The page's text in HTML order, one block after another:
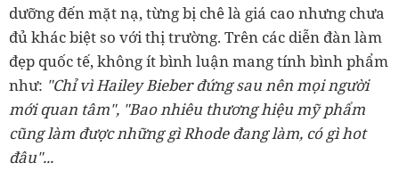
dưỡng đến mặt nạ, từng bị chê là giá cao nhưng chưa
đủ khác biệt so với thị trường. Trên các diễn đàn làm
đẹp quốc tế, không ít bình luận mang tính bình phẩm
như: "Chỉ vì Hailey Bieber đứng sau nên mọi người
mới quan tâm", "Bao nhiêu thương hiệu mỹ phẩm
cũng làm được những gì Rhode đang làm, có gì hot
đâu"...